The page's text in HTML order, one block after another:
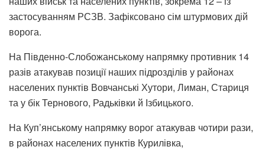
застосуванням РСЗВ. Зафіксовано сім штурмових дій
ворога.
На Південно-Слобожанському напрямку противник 14
разів атакував позиції наших підрозділів у районах
населених пунктів Вовчанські Хутори, Лиман, Стариця
та у бік Тернового, Радьківки й Ізбицького.
На Куп’янському напрямку ворог атакував чотири рази,
в районах населених пунктів Курилівка,